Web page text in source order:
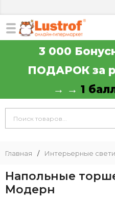
3 000
ПОДАРОК за
→ → 1
Главная / Интерьерные
Напольные
Модерн